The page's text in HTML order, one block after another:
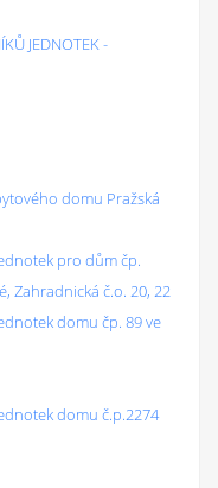
JEDNOTEK -
domu Pražská
pro dům čp.
Zahradnická č.o. 20, 22
domu čp. 89 ve
domu č.p.2274